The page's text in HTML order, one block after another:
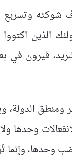
شوكته وتسريع
الذين
فيرون
ومنطق
وحدها
وحدها، وإنما